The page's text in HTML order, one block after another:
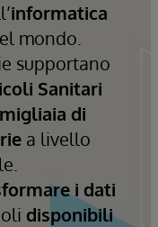
informatica
mondo.
supportano
Sanitari
migliaia di
a livello
i dati
disponibili